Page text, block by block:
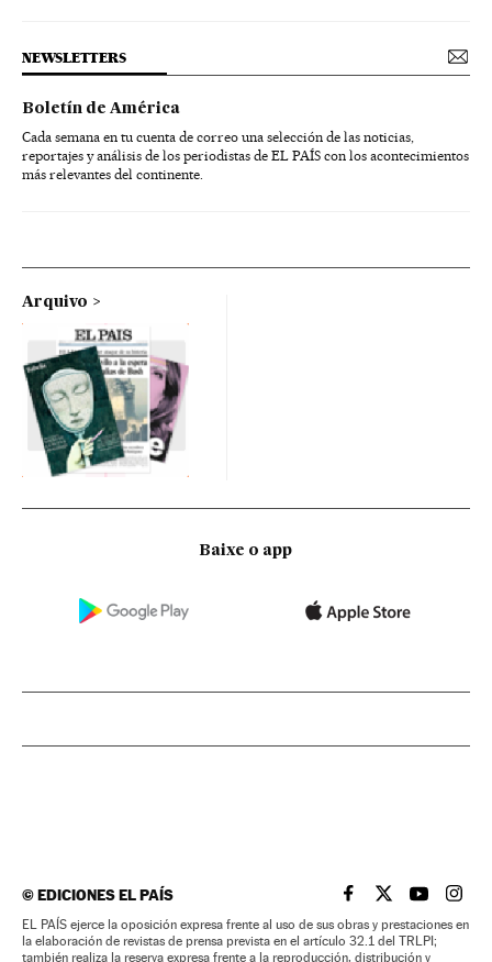
NEWSLETTERS
Boletín de América
Cada semana en tu cuenta de correo una selección de las noticias,
reportajes y análisis de los periodistas de EL PAÍS con los acontecimientos
más relevantes del continente.
Arquivo
Baixe o app
©EDICIONES EL PAÍS EL PAÍS BRASIL EN
EL PAÍSEL PAÍS
EL
EL PAÍS ejerce la oposición expresa frente al uso de sus obras y prestaciones en
la elaboración de revistas de prensa prevista en el artículo 32.1 del TRLPI;
también realiza la reserva expresa frente a la reproducción, distribución y